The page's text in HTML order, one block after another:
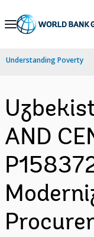
Skip
Navigation
Understanding Poverty
AND